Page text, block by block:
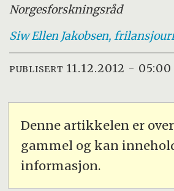
Norgesforskningsråd
Siw Ellen Jakobsen,
PUBLISERT 11.12.2012 - 05:00
Denne artikkelen er
gammel og kan
informasjon.